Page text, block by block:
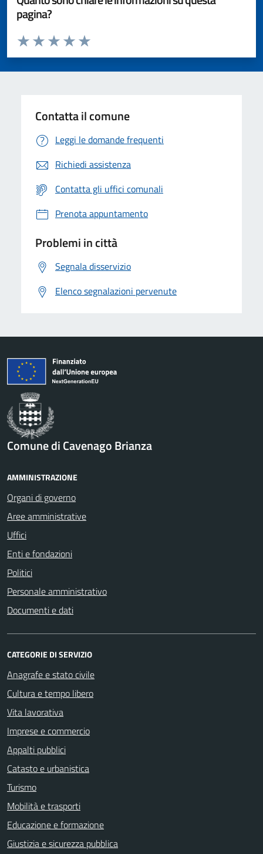
pagina?
Valuta da 1 a 5 stelle la pagina
Valuta 5 stelle su 5
Valuta 4 stelle su 5
Valuta 3 stelle su 5
Valuta 2 stelle su 5
Valuta 1 stelle su 5
Contatta il comune
Leggi le domande frequenti
Richiedi assistenza
Contatta gli uffici comunali
Prenota appuntamento
Problemi in città
Segnala disservizio
Elenco segnalazioni pervenute
Comune di Cavenago Brianza
AMMINISTRAZIONE
Organi di governo
Aree amministrative
Uffici
Enti e fondazioni
Politici
Personale amministrativo
Documenti e dati
CATEGORIE DI SERVIZIO
Anagrafe e stato civile
Cultura e tempo libero
Vita lavorativa
Imprese e commercio
Appalti pubblici
Catasto e urbanistica
Turismo
Mobilità e trasporti
Educazione e formazione
Giustizia e sicurezza pubblica